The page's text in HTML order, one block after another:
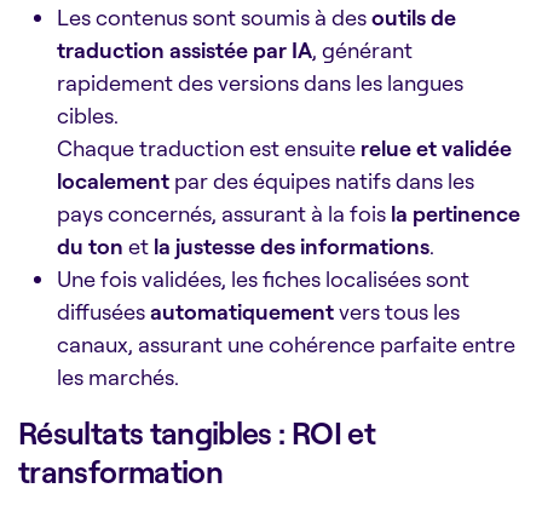
Les contenus sont soumis à desoutils de
traduction assistée par IA, générant
rapidement des versions dans les langues
cibles.
Chaque traduction est ensuite relue et validée
localement par des équipes natifs dans les
pays concernés, assurant à la fois la pertinence
du ton et la justesse des informations.
Une fois validées, les fiches localisées sont
diffuséesautomatiquementvers tous les
canaux, assurant une cohérence parfaite entre
les marchés.
Résultats tangibles : ROI et
transformation